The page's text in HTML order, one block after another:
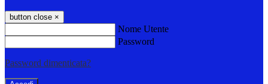
button close ×
Nome Utente
Password
Password dimenticata?